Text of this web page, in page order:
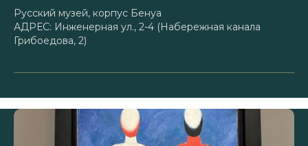
Русский музей, корпус Бенуа
АДРЕС: Инженерная ул., 2-4 (Набережная канала
Грибоедова, 2)